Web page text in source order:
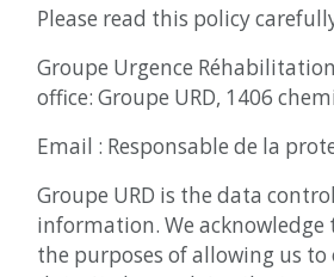
Please read this policy
Groupe Urgence Réhabilitation
office: Groupe URD, 1406
Email : Responsable de la
Groupe URD is the data
information. We
the purposes of allowing us